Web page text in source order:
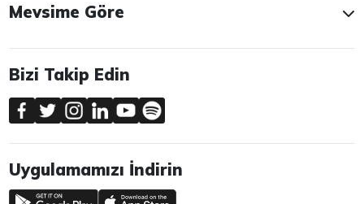
Mevsime Göre
Bizi Takip Edin
Uygulamamızı İndirin